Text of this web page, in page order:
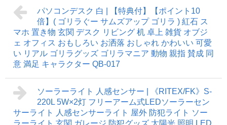
パソコンデスク 白 | 【特典付】【ポイント10
倍】( ゴリラぐー サムズアップ ゴリラ ) 紅石 ス
マホ 置き物 玄関 デスク リビング 机 卓上 雑貨 オブジ
ェ オフィス おもしろい お洒落 おしゃれ かわいい 可愛
い リアル ゴリラグッズ ゴリラマニア 動物 親指 賛成 同
意 満足 キャラクター QB-017
ソーラーライト 人感センサー | 《RITEX/FK》S-
220L 5W×2灯 フリーアーム式LEDソーラーセン
サーライト 人感センサーライト 屋外 防犯ライト ソー
ラーライト 玄関 ガレージ 防犯グッズ 太陽光 照明 LED